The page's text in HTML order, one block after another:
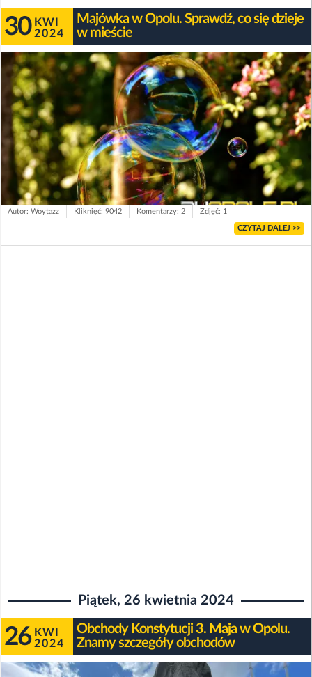
30 KWI
2024
Majówka w Opolu. Sprawdź, co się dzieje
w mieście
Autor: Woytazz Kliknięć: 9042 Komentarzy: 2 Zdjęć: 1
CZYTAJ DALEJ >>
Piątek, 26 kwietnia 2024
26 KWI
2024
Obchody Konstytucji 3. Maja w Opolu.
Znamy szczegóły obchodów